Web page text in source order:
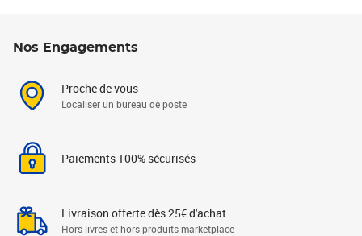
Nos Engagements
Proche de vous
Localiser un bureau de poste
Paiements 100% sécurisés
Livraison offerte dès 25€ d'achat
Hors livres et hors produits marketplace